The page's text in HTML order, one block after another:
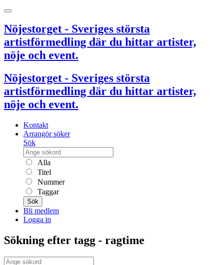
Nöjestorget - Sveriges största
artistförmedling där du hittar artister,
nöje och event.
Nöjestorget - Sveriges största
artistförmedling där du hittar artister,
nöje och event.
Kontakt
Arrangör söker
Sök
Alla
Titel
Nummer
Taggar
Sök
Bli medlem
Logga in
Sökning efter tagg - ragtime